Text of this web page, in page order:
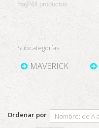
Hay 44 productos.
Subcategorías
MAVERICK
Ordenar por